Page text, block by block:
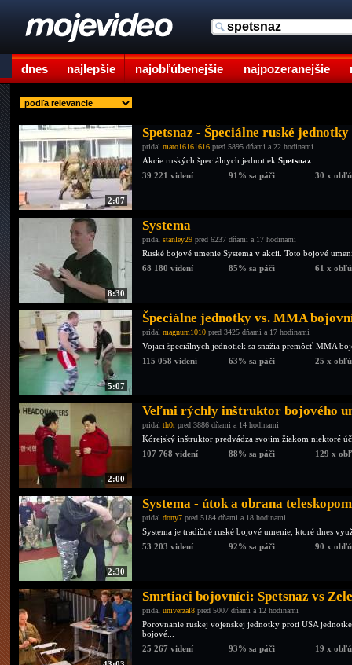
dnes najlepšie najobľúbenejšie najpozeranejšie
2:07
Spetsnaz - Špeciálne ruské jednotky
pridal mato16161616 pred 5895 dňami a 22 hodinami
Akcie ruských špeciálnych jednotiek Spetsnaz
39 221 videní
91% sa páči 30 x
8:30
Systema
pridal stanley29 pred 6237 dňami a 17 hodinami
Ruské bojové umenie Systema v akcii. Toto bojové
68 180 videní
85% sa páči 61 x
5:07
Špeciálne jednotky vs. MMA
pridal magnum1010 pred 3425 dňami a 17 hodinami
Vojaci špeciálnych jednotiek sa snažia premôcť MMA
115 058 videní
63% sa páči 25 x
2:00
Veľmi rýchly inštruktor bojového
pridal th0rpred 3886 dňami a 14 hodinami
Kórejský inštruktor predvádza svojim žiakom niektoré
107 768 videní
88% sa páči 129 x
2:30
Systema - útok a obrana
pridal dony7 pred 5184 dňami a 18 hodinami
Systema je tradičné ruské bojové umenie, ktoré dnes
53 203 videní
92% sa páči 90 x
Smrtiaci bojovníci: Spetsnaz vs
pridal univerzal8 pred 5007 dňami a 12 hodinami
Porovnanie ruskej vojenskej jednotky proti USA
bojové...
25 267 videní
93% sa páči 19 x